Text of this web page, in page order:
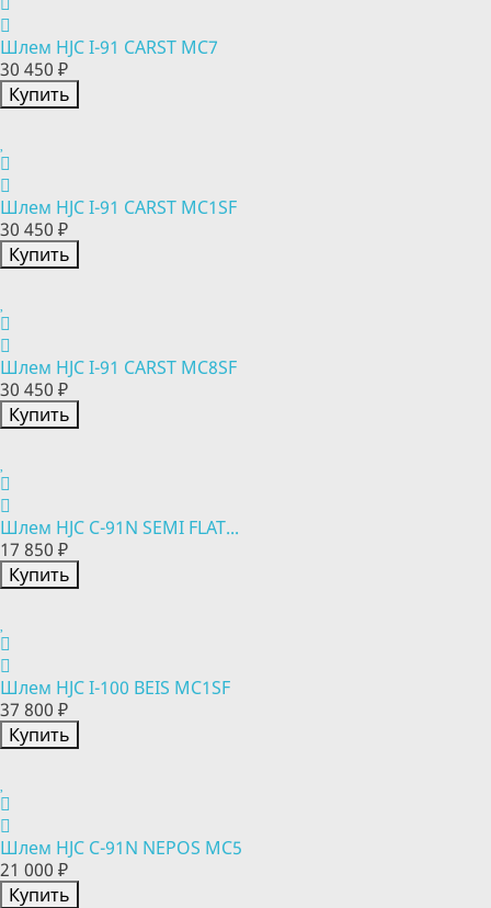
Шлем HJC I-91 CARST MC7
30 450 ₽
Купить
Шлем HJC I-91 CARST MC1SF
30 450 ₽
Купить
Шлем HJC I-91 CARST MC8SF
30 450 ₽
Купить
Шлем HJC C-91N SEMI FLAT...
17 850 ₽
Купить
Шлем HJC I-100 BEIS MC1SF
37 800 ₽
Купить
Шлем HJC C-91N NEPOS MC5
21 000 ₽
Купить